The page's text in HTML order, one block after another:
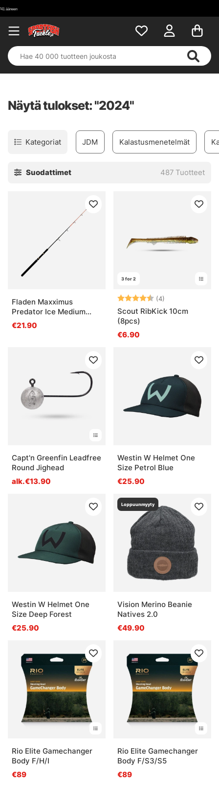
Näytä tulokset: "2024"
Kategoriat JDM Kalastusmenetelmät
Suodattimet 487 Tuotteet
Fladen Maxximus
Predator Ice Medium
140cm
€21.90
3 for 2
Arvio: (4)
Scout RibKick 10cm
(8pcs)
€6.90
Capt'n Greenfin Leadfree
Round Jighead
alk.€13.90
Westin W Helmet One
Size Petrol Blue
€25.90
Westin W Helmet One
Size Deep Forest
€25.90
Loppuunmyyty
Vision Merino Beanie
Natives 2.0
€49.90
Rio Elite Gamechanger
Body F/H/I
€89
Rio Elite Gamechanger
Body F/S3/S5
€89